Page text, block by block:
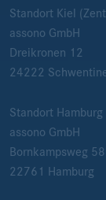
Standort Kiel
assono GmbH
Dreikronen 12
24222
Standort Hamburg
assono GmbH
Bornkampsweg 58
22761
Hamburg